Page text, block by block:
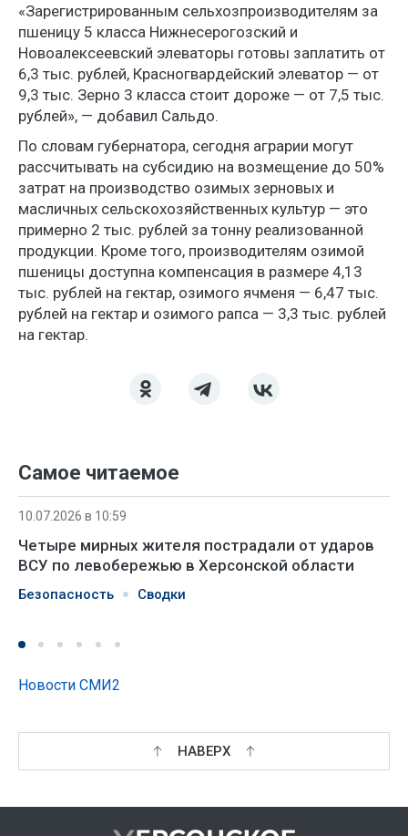
«Зарегистрированным сельхозпроизводителям за
пшеницу 5 класса Нижнесерогозский и
Новоалексеевский элеваторы готовы заплатить от
6,3 тыс. рублей, Красногвардейский элеватор — от
9,3 тыс. Зерно 3 класса стоит дороже — от 7,5 тыс.
рублей», — добавил Сальдо.
По словам губернатора, сегодня аграрии могут
рассчитывать на субсидию на возмещение до 50%
затрат на производство озимых зерновых и
масличных сельскохозяйственных культур — это
примерно 2 тыс. рублей за тонну реализованной
продукции. Кроме того, производителям озимой
пшеницы доступна компенсация в размере 4,13
тыс. рублей на гектар, озимого ячменя — 6,47 тыс.
рублей на гектар и озимого рапса — 3,3 тыс. рублей
на гектар.
Самое читаемое
10.07.2026 в 10:59
Четыре мирных жителя пострадали от ударов
ВСУ по левобережью в Херсонской области
Безопасность Сводки
Новости СМИ2
НАВЕРХ